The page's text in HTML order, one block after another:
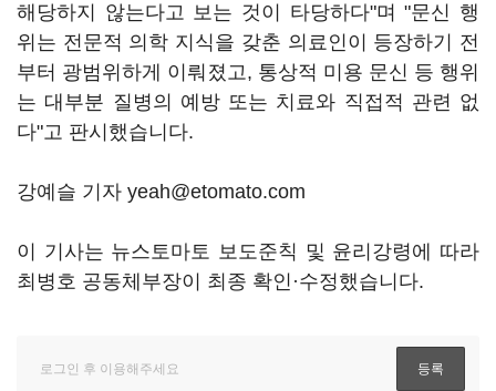
해당하지 않는다고 보는 것이 타당하다"며 "문신 행
위는 전문적 의학 지식을 갖춘 의료인이 등장하기 전
부터 광범위하게 이뤄졌고, 통상적 미용 문신 등 행위
는 대부분 질병의 예방 또는 치료와 직접적 관련 없
다"고 판시했습니다.
강예슬 기자 yeah@etomato.com
이 기사는 뉴스토마토 보도준칙 및 윤리강령에 따라
최병호 공동체부장이 최종 확인·수정했습니다.